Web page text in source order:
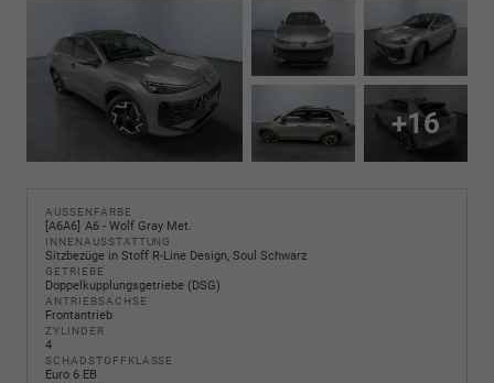
+16
AUSSENFARBE
A6A6 A6 - Wolf Gray Met.
INNENAUSSTATTUNG
Sitzbezüge in Stoff R-Line Design, Soul Schwarz
GETRIEBE
Doppelkupplungsgetriebe (DSG)
ANTRIEBSACHSE
Frontantrieb
ZYLINDER
4
SCHADSTOFFKLASSE
Euro 6 EB